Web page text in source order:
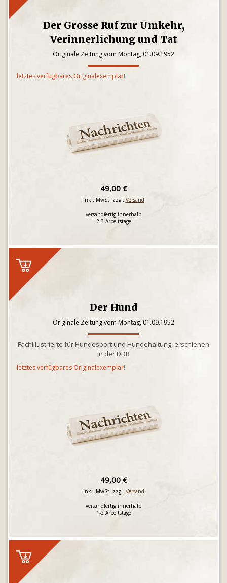
Der Grosse Ruf zur Umkehr,
Verinnerlichung und Tat
Originale Zeitung vom Montag, 01.09.1952
letztes verfügbares Originalexemplar!
49,00 €
inkl. MwSt. zzgl. Versand
versandfertig innerhalb
2-3 Arbeitstage
Der Hund
Originale Zeitung vom Montag, 01.09.1952
Fachillustrierte für Hundesport und Hundehaltung, erschienen
in der DDR
letztes verfügbares Originalexemplar!
49,00 €
inkl. MwSt. zzgl. Versand
versandfertig innerhalb
1-2 Arbeitstage